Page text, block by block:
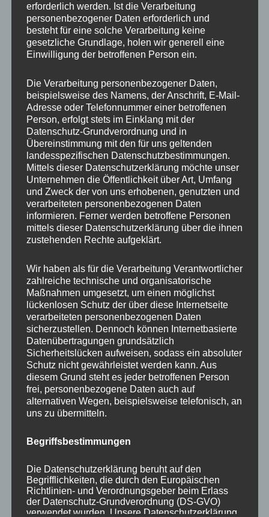
MP Mario Porten
Beratung
Training
Coaching
Impulsvorträge
NEWS ABONNIEREN?
KATEGORIEN
Aktuelle Fakten und Umfragen
Impulse zur persönlichen Reflexion
Naturfoto-Blog
Training und Coaching
erforderlich werden. Ist die Verarbeitung
personenbezogener Daten erforderlich und
besteht für eine solche Verarbeitung keine
gesetzliche Grundlage, holen wir generell eine
Einwilligung der betroffenen Person ein.
Die Verarbeitung personenbezogener Daten,
beispielsweise des Namens, der Anschrift, E-Mail-
Adresse oder Telefonnummer einer betroffenen
Person, erfolgt stets im Einklang mit der
Datenschutz-Grundverordnung und in
Übereinstimmung mit den für uns geltenden
landesspezifischen Datenschutzbestimmungen.
Mittels dieser Datenschutzerklärung möchte unser
Unternehmen die Öffentlichkeit über Art, Umfang
und Zweck der von uns erhobenen, genutzten und
verarbeiteten personenbezogenen Daten
informieren. Ferner werden betroffene Personen
mittels dieser Datenschutzerklärung über die ihnen
zustehenden Rechte aufgeklärt.
Wir haben als für die Verarbeitung Verantwortlicher
zahlreiche technische und organisatorische
Maßnahmen umgesetzt, um einen möglichst
lückenlosen Schutz der über diese Internetseite
verarbeiteten personenbezogenen Daten
sicherzustellen. Dennoch können Internetbasierte
Datenübertragungen grundsätzlich
Sicherheitslücken aufweisen, sodass ein absoluter
Schutz nicht gewährleistet werden kann. Aus
diesem Grund steht es jeder betroffenen Person
frei, personenbezogene Daten auch auf
alternativen Wegen, beispielsweise telefonisch, an
uns zu übermitteln.
Begriffsbestimmungen
Die Datenschutzerklärung beruht auf den
Begrifflichkeiten, die durch den Europäischen
Richtlinien- und Verordnungsgeber beim Erlass
der Datenschutz-Grundverordnung (DS-GVO)
verwendet wurden. Unsere Datenschutzerklärung